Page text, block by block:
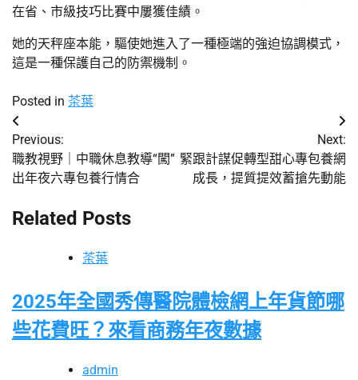
在省、市級技巧比賽中屢獲佳績。
她的天秤座本能，驅使她進入了一種極端的強迫協調模式，
這是一種保護自己的防禦機制。
Posted in 茶葉
文
章
導
覽
Previous:
職教視野｜中職休息教導“闖”
出年夜六專包養行情合
Next:
緊跟計謀促轉型甜心專包養網
成長，提質提效蓄搶先動能
Related Posts
茶葉
2025年全國秀傳醫院體檢網上年貨節哪
些花費旺？來看商務年夜數據
admin